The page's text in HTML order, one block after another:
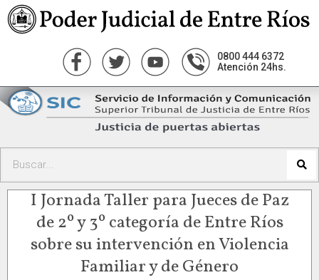
0800 444 6372
Atención 24hs.
I Jornada Taller para Jueces de Paz
de 2º y 3º categoría de Entre Ríos
sobre su intervención en Violencia
Familiar y de Género